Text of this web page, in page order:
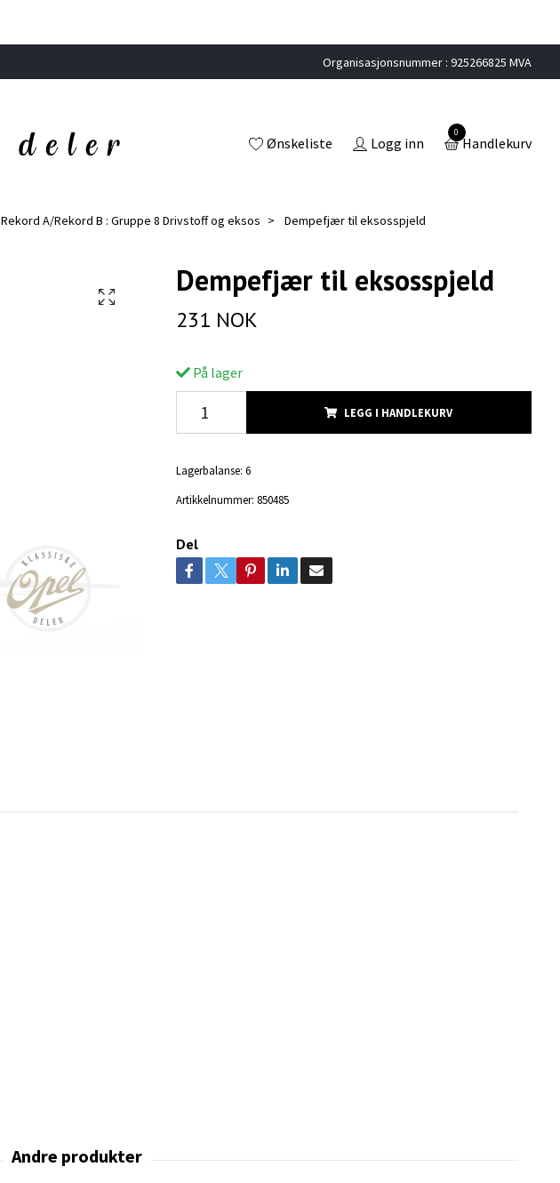
Organisasjonsnummer : 925266825 MVA
Ønskeliste Logg inn
0
Handlekurv
Rekord A/Rekord B : Gruppe 8 Drivstoff og eksos Dempefjær til eksosspjeld
Dempefjær til eksosspjeld
231 NOK
På lager
LEGG I HANDLEKURV
Lagerbalanse: 6
Artikkelnummer: 850485
Del